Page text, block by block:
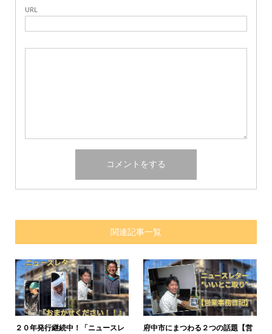
URL
関連記事一覧
２０年発行継続中！「ニュースレ
府中市にまつわる２つの話題【営